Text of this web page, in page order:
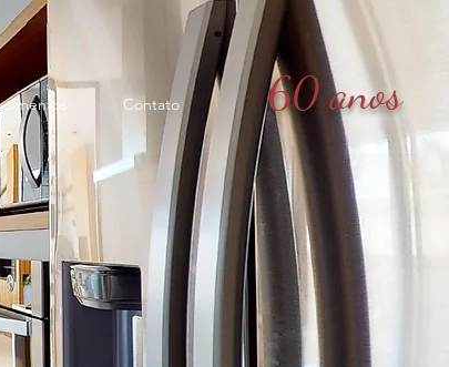
Contato 60 anos